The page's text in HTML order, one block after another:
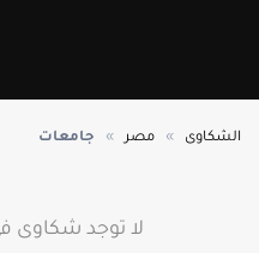
الشكاوى » مصر » جامعات
لا توجد شكاوى